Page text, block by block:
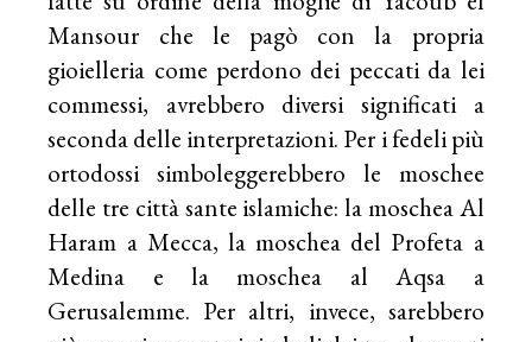
Mansour che le pagò con la propria
gioielleria come perdono dei peccati da lei
commessi, avrebbero diversi significati a
seconda delle interpretazioni. Per i fedeli più
ortodossi simboleggerebbero le moschee
delle tre città sante islamiche: la moschea Al
Haram a Mecca, la moschea del Profeta a
Medina e la moschea al Aqsa a
Gerusalemme. Per altri, invece, sarebbero